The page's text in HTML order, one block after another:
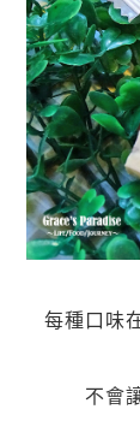
每種口味
不會